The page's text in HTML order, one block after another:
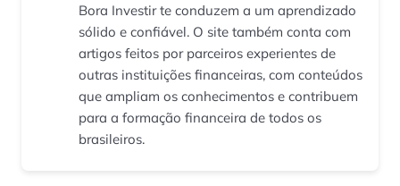
Bora Investir te conduzem a um aprendizado
sólido e confiável. O site também conta com
artigos feitos por parceiros experientes de
outras instituições financeiras, com conteúdos
que ampliam os conhecimentos e contribuem
para a formação financeira de todos os
brasileiros.